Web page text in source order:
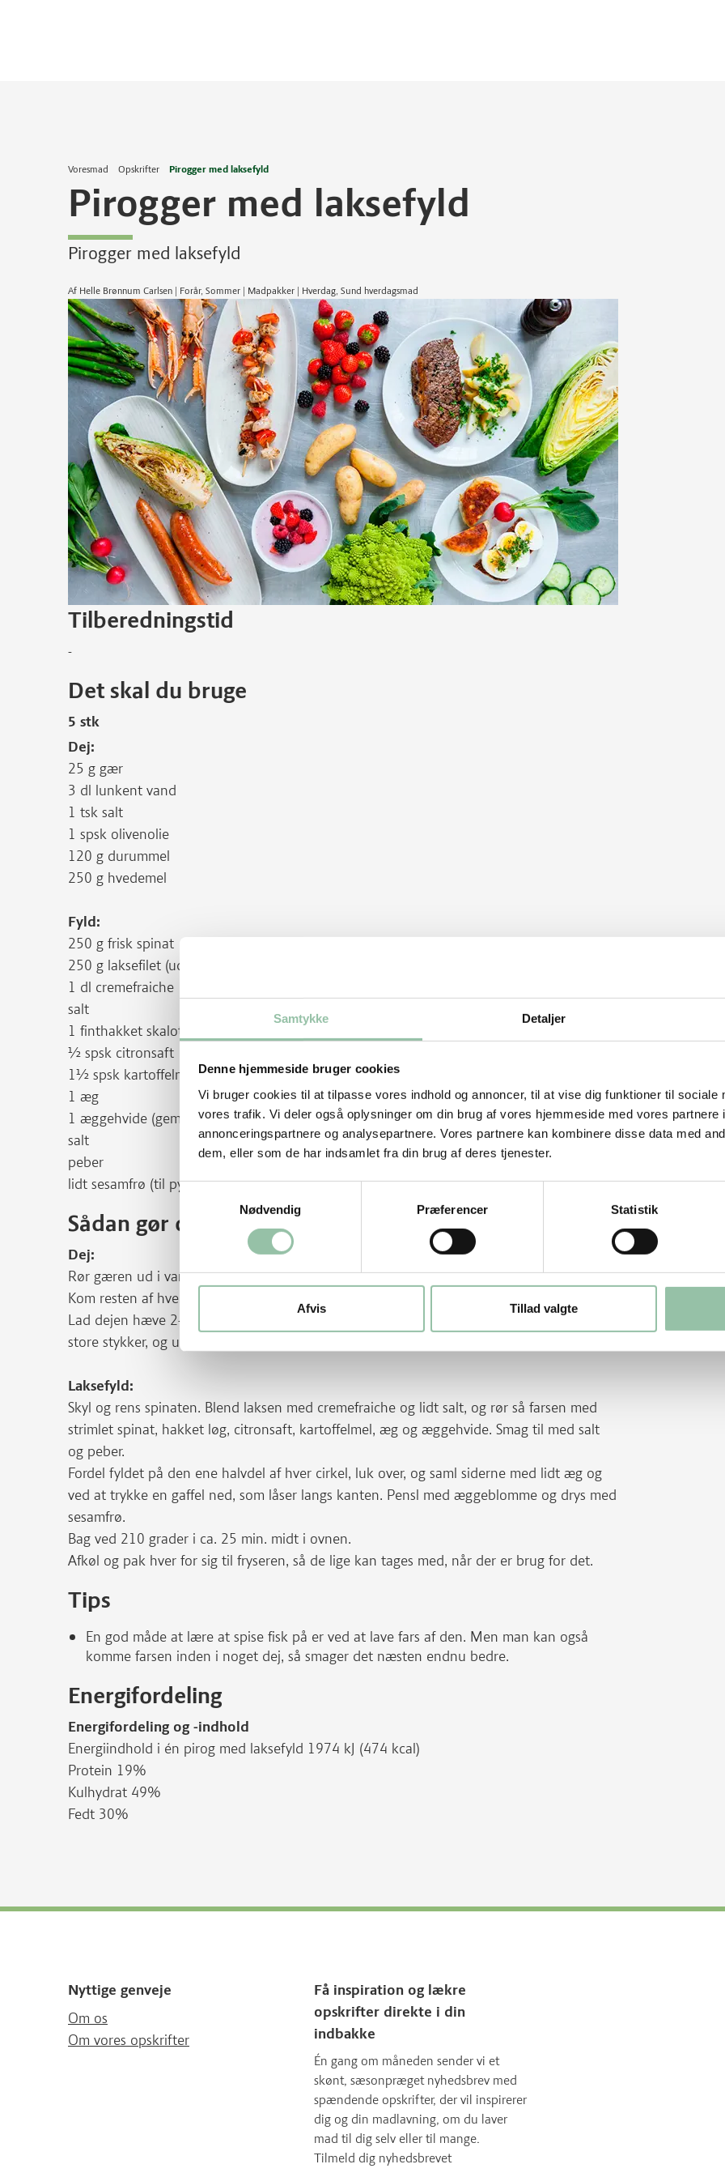
Samtykke Detaljer
Denne hjemmeside bruger cookies
Vi bruger cookies til at tilpasse vores indhold og annoncer, til at vise dig funktioner til sociale
vores trafik. Vi deler også oplysninger om din brug af vores hjemmeside med vores partnere
annonceringspartnere og analysepartnere. Vores partnere kan kombinere disse data med
dem, eller som de har indsamlet fra din brug af deres tjenester.
Samtykkevalg
Nødvendig
Præferencer Statistik
Afvis Tillad valgte
Voresmad Opskrifter Pirogger med laksefyld
Pirogger med laksefyld
Pirogger med laksefyld
Af Helle Brønnum Carlsen | Forår, Sommer | Madpakker | Hverdag, Sund hverdagsmad
Tilberedningstid
-
Det skal du bruge
5 stk
Dej:
25 g gær
3 dl lunkent vand
1 tsk salt
1 spsk olivenolie
120 g durummel
250 g hvedemel
Fyld:
250 g frisk spinat
250 g laksefilet (uden skind og ben)
1 dl cremefraiche 18 %
salt
1 finthakket skalotteløg
½ spsk citronsaft
1½ spsk kartoffelmel
1 æg
1 æggehvide (gem blommen til pensling)
salt
peber
lidt sesamfrø (til pynt)
Sådan gør du
Dej:
Rør gæren ud i vandet. Kom salt, olivenolie, durummel og halvdelen af hvedemelet ved.
Kom resten af hvedemelet ved lidt ad gangen, og ælt dejen glat og smidig.
Lad dejen hæve 2-4 timer i køleskabet eller 1 time ved køkkentemperatur. Del den i 5 lige
store stykker, og udrul til tallerkenstore cirkler. Kommes på bageplade med bagepapir.
Laksefyld:
Skyl og rens spinaten. Blend laksen med cremefraiche og lidt salt, og rør så farsen med
strimlet spinat, hakket løg, citronsaft, kartoffelmel, æg og æggehvide. Smag til med salt
og peber.
Fordel fyldet på den ene halvdel af hver cirkel, luk over, og saml siderne med lidt æg og
ved at trykke en gaffel ned, som låser langs kanten. Pensl med æggeblomme og drys med
sesamfrø.
Bag ved 210 grader i ca. 25 min. midt i ovnen.
Afkøl og pak hver for sig til fryseren, så de lige kan tages med, når der er brug for det.
Tips
En god måde at lære at spise fisk på er ved at lave fars af den. Men man kan også
komme farsen inden i noget dej, så smager det næsten endnu bedre.
Energifordeling
Energifordeling og -indhold
Energiindhold i én pirog med laksefyld 1974 kJ (474 kcal)
Protein 19%
Kulhydrat 49%
Fedt 30%
Nyttige genveje
Om os
Om vores opskrifter
Få inspiration og lækre
opskrifter direkte i din
indbakke
Én gang om måneden sender vi et
skønt, sæsonpræget nyhedsbrev med
spændende opskrifter, der vil inspirerer
dig og din madlavning, om du laver
mad til dig selv eller til mange.
Tilmeld dig nyhedsbrevet